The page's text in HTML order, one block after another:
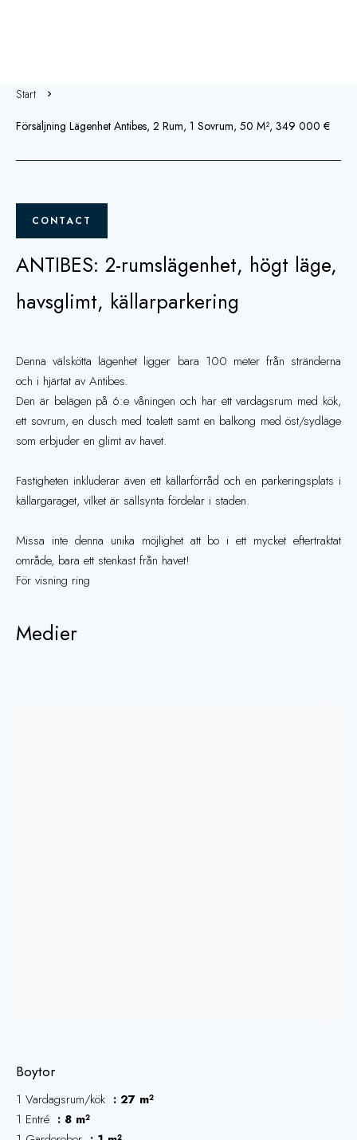
Start
Försäljning Lägenhet Antibes, 2 Rum, 1 Sovrum, 50 M², 349 000 €
CONTACT
ANTIBES: 2-rumslägenhet, högt läge,
havsglimt, källarparkering
Denna välskötta lägenhet ligger bara 100 meter från stränderna
och i hjärtat av Antibes.
Den är belägen på 6:e våningen och har ett vardagsrum med kök,
ett sovrum, en dusch med toalett samt en balkong med öst/sydläge
som erbjuder en glimt av havet.
Fastigheten inkluderar även ett källarförråd och en parkeringsplats i
källargaraget, vilket är sällsynta fördelar i staden.
Missa inte denna unika möjlighet att bo i ett mycket eftertraktat
område, bara ett stenkast från havet!
För visning ring
Medier
Boytor
1 Vardagsrum/kök
27 m²
1 Entré
8 m²